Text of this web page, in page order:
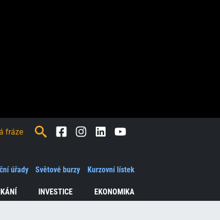
INVESTICE EKONOMIKA
úřady Světové burzy Kurzovní lístek
FacebookInstagramLinkedInYoutube